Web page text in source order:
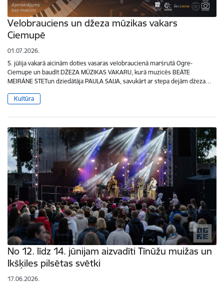
Velobrauciens un džeza mūzikas vakars
Ciemupē
01.07.2026.
5. jūlija vakarā aicinām doties vasaras velobraucienā maršrutā Ogre-
Ciemupe un baudīt DŽEZA MŪZIKAS VAKARU, kurā muzicēs BEĀTE
MEIRĀNE 5TETun dziedātāja PAULA SAIJA, savukārt ar stepa dejām džeza…
Kultūra
No 12. līdz 14. jūnijam aizvadīti Tīnūžu muižas un
Ikšķiles pilsētas svētki
17.06.2026.